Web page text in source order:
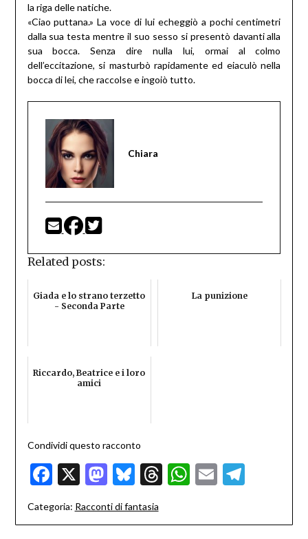
la riga delle natiche.
«Ciao puttana.» La voce di lui echeggiò a pochi centimetri
dalla sua testa mentre il suo sesso si presentò davanti alla
sua bocca. Senza dire nulla lui, ormai al colmo
dell’eccitazione, si masturbò rapidamente ed eiaculò nella
bocca di lei, che raccolse e ingoiò tutto.
Chiara
Related posts:
Giada e lo strano terzetto
- Seconda Parte
La punizione
Riccardo, Beatrice e i loro
amici
Condividi questo racconto
Facebook
X Mastodon
Bluesky
Threads
WhatsApp
Email
Categoria: Racconti di fantasia